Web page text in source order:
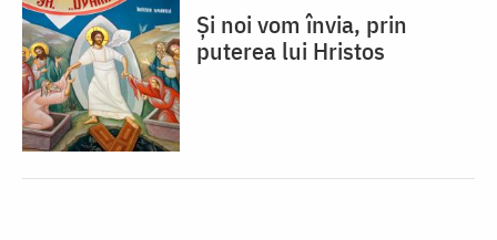
Și noi vom învia, prin
puterea lui Hristos